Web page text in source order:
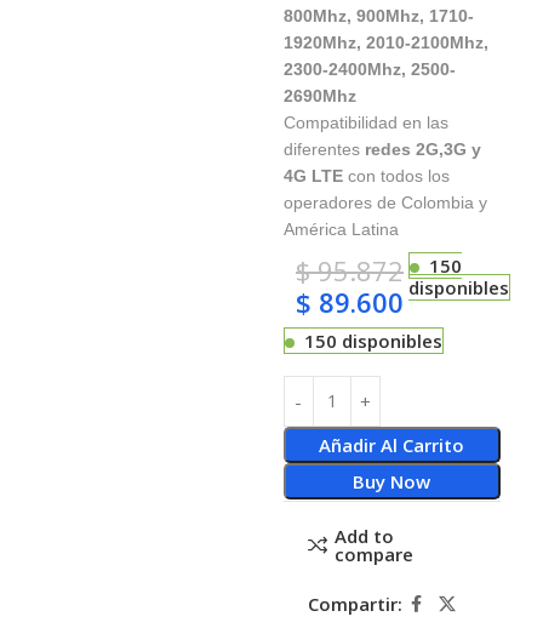
800Mhz, 900Mhz, 1710-
1920Mhz, 2010-2100Mhz,
2300-2400Mhz, 2500-
2690Mhz
Compatibilidad en las
diferentesredes 2G,3G y
4G LTE con todos los
operadores de Colombia y
América Latina
$95.872
$ 89.600
150
disponibles
150 disponibles
Añadir Al Carrito
Buy Now
Add to
compare
Compartir: